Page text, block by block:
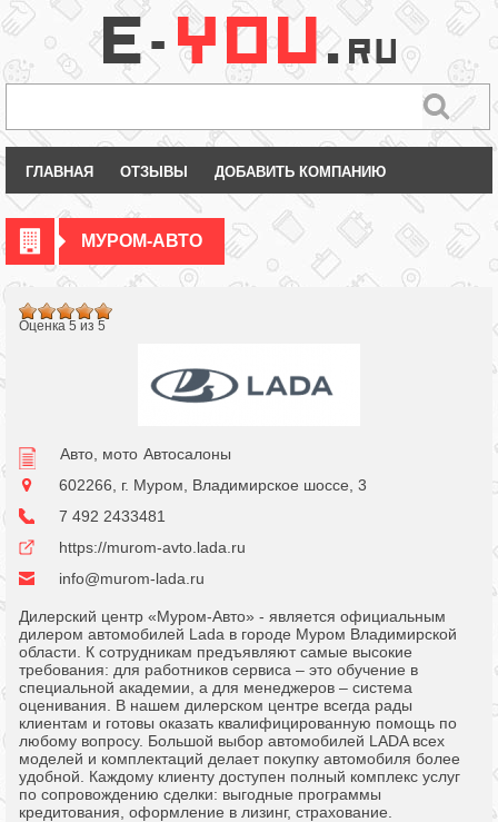
ГЛАВНАЯ ОТЗЫВЫ ДОБАВИТЬ КОМПАНИЮ
МУРОМ-АВТО
Оценка 5 из 5
Авто, мото Автосалоны
602266, г. Муром, Владимирское шоссе, 3
7 492 2433481
https://murom-avto.lada.ru
info@murom-lada.ru
Дилерский центр «Муром-Авто» - является официальным
дилером автомобилей Lada в городе Муром Владимирской
области. К сотрудникам предъявляют самые высокие
требования: для работников сервиса – это обучение в
специальной академии, а для менеджеров – система
оценивания. В нашем дилерском центре всегда рады
клиентам и готовы оказать квалифицированную помощь по
любому вопросу. Большой выбор автомобилей LADA всех
моделей и комплектаций делает покупку автомобиля более
удобной. Каждому клиенту доступен полный комплекс услуг
по сопровождению сделки: выгодные программы
кредитования, оформление в лизинг, страхование.